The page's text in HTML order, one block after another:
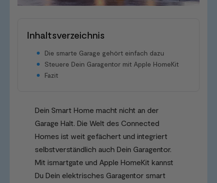
Inhaltsverzeichnis
Die smarte Garage gehört einfach dazu
Steuere Dein Garagentor mit Apple HomeKit
Fazit
Dein Smart Home macht nicht an der
Garage Halt. Die Welt des Connected
Homes ist weit gefächert und integriert
selbstverständlich auch Dein Garagentor.
Mit ismartgate und Apple HomeKit kannst
Du Dein elektrisches Garagentor smart